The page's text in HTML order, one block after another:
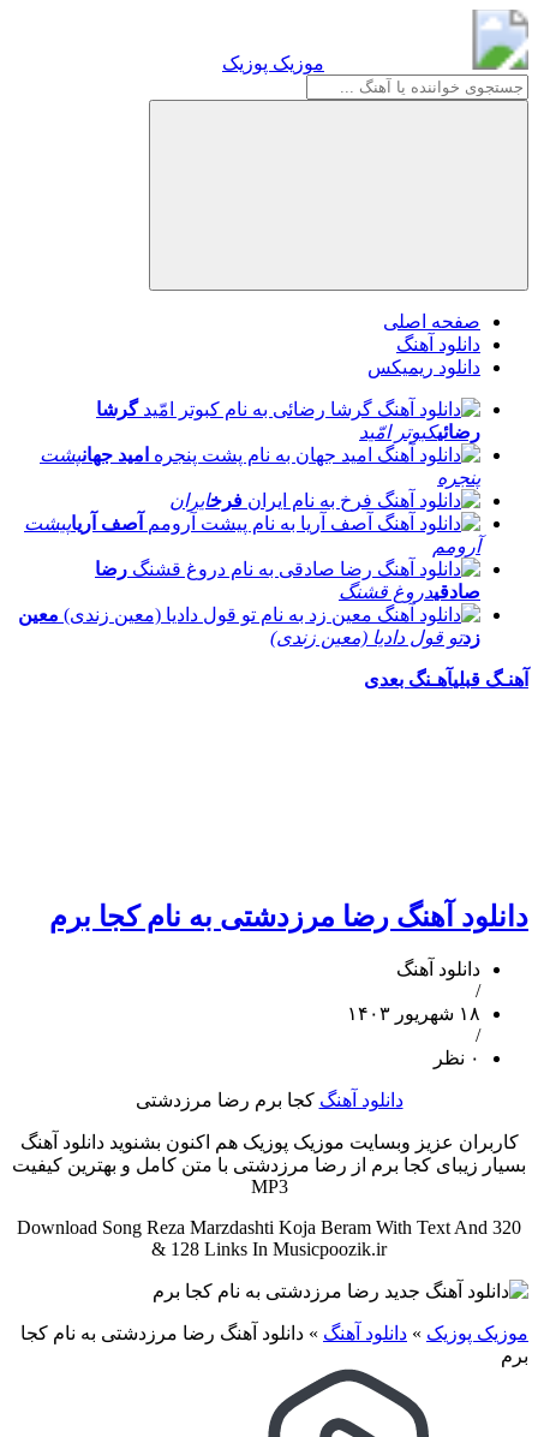
موزیک پوزیک
صفحه اصلی
دانلود آهنگ
دانلود ریمیکس
گرشا
رضائیکبوتر امّید
امید جهانپشت
پنجره
فرخایران
آصف آریاپیشت
آرومم
رضا
صادقیدروغ قشنگ
معین
زدتو قول دادیا (معین زندی)
آهنـگ قبلیآهـنگ بعدی
دانلود آهنگ رضا مرزدشتی به نام کجا برم
دانلود آهنگ
/
۱۸ شهریور ۱۴۰۳
/
۰ نظر
دانلود آهنگ کجا برم رضا مرزدشتی
کاربران عزیز وبسایت موزیک پوزیک هم اکنون بشنوید دانلود آهنگ
بسیار زیبای کجا برم از رضا مرزدشتی با متن کامل و بهترین کیفیت
MP3
Download Song Reza Marzdashti Koja Beram With Text And 320
& 128 Links In Musicpoozik.ir
موزیک پوزیک » دانلود آهنگ » دانلود آهنگ رضا مرزدشتی به نام کجا
برم